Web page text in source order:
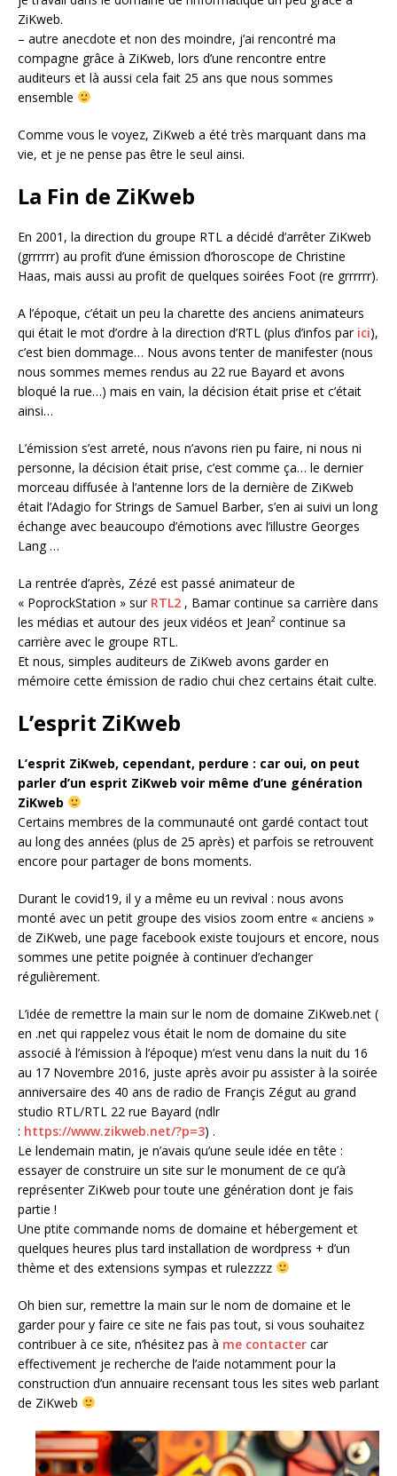
ZiKweb.
– autre anecdote et non des moindre, j’ai rencontré ma
compagne grâce à ZiKweb, lors d’une rencontre entre
auditeurs et là aussi cela fait 25 ans que nous sommes
ensemble
Comme vous le voyez, ZiKweb a été très marquant dans ma
vie, et je ne pense pas être le seul ainsi.
La Fin de ZiKweb
En 2001, la direction du groupe RTL a décidé d’arrêter ZiKweb
(grrrrrr) au profit d’une émission d’horoscope de Christine
Haas, mais aussi au profit de quelques soirées Foot (re grrrrrr).
A l’époque, c’était un peu la charette des anciens animateurs
qui était le mot d’ordre à la direction d’RTL (plus d’infos par ici),
c’est bien dommage… Nous avons tenter de manifester (nous
nous sommes memes rendus au 22 rue Bayard et avons
bloqué la rue…) mais en vain, la décision était prise et c’était
ainsi…
L’émission s’est arreté, nous n’avons rien pu faire, ni nous ni
personne, la décision était prise, c’est comme ça… le dernier
morceau diffusée à l’antenne lors de la dernière de ZiKweb
était l’Adagio for Strings de Samuel Barber, s’en ai suivi un long
échange avec beaucoupo d’émotions avec l’illustre Georges
Lang …
La rentrée d’après, Zézé est passé animateur de
« PoprockStation » sur RTL2 , Bamar continue sa carrière dans
les médias et autour des jeux vidéos et Jean² continue sa
carrière avec le groupe RTL.
Et nous, simples auditeurs de ZiKweb avons garder en
mémoire cette émission de radio chui chez certains était culte.
L’esprit ZiKweb
L’esprit ZiKweb, cependant, perdure : car oui, on peut
parler d’un esprit ZiKweb voir même d’une génération
ZiKweb
Certains membres de la communauté ont gardé contact tout
au long des années (plus de 25 après) et parfois se retrouvent
encore pour partager de bons moments.
Durant le covid19, il y a même eu un revival : nous avons
monté avec un petit groupe des visios zoom entre « anciens »
de ZiKweb, une page facebook existe toujours et encore, nous
sommes une petite poignée à continuer d’echanger
régulièrement.
L’idée de remettre la main sur le nom de domaine ZiKweb.net (
en .net qui rappelez vous était le nom de domaine du site
associé à l’émission à l’époque) m’est venu dans la nuit du 16
au 17 Novembre 2016, juste après avoir pu assister à la soirée
anniversaire des 40 ans de radio de Françis Zégut au grand
studio RTL/RTL 22 rue Bayard (ndlr
: https://www.zikweb.net/?p=3) .
Le lendemain matin, je n’avais qu’une seule idée en tête :
essayer de construire un site sur le monument de ce qu’à
représenter ZiKweb pour toute une génération dont je fais
partie !
Une ptite commande noms de domaine et hébergement et
quelques heures plus tard installation de wordpress + d’un
thème et des extensions sympas et rulezzzz
Oh bien sur, remettre la main sur le nom de domaine et le
garder pour y faire ce site ne fais pas tout, si vous souhaitez
contribuer à ce site, n’hésitez pas à me contacter car
effectivement je recherche de l’aide notamment pour la
construction d’un annuaire recensant tous les sites web parlant
de ZiKweb